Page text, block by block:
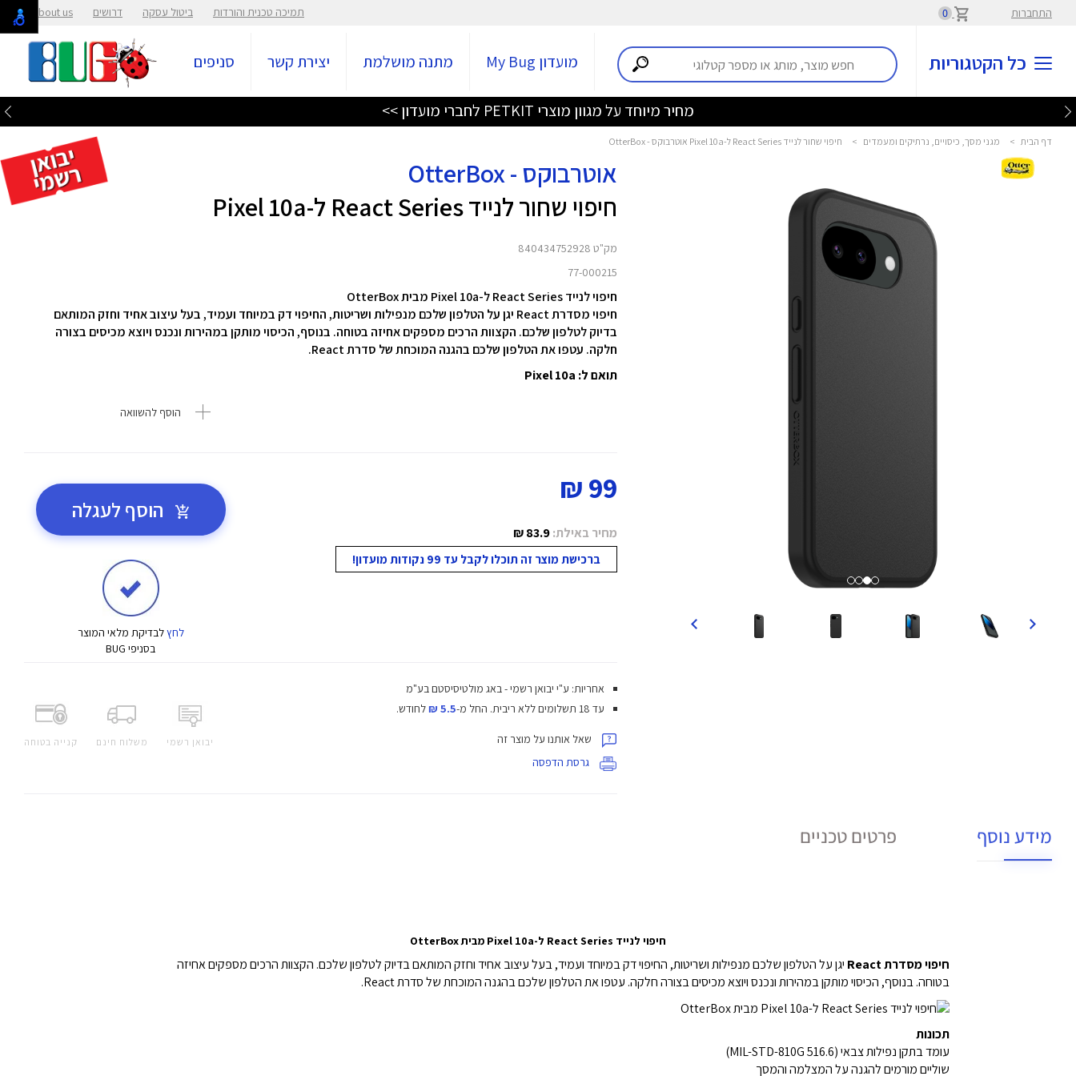
התחברות 0 תמיכה טכנית והורדות ביטול עסקה דרושים About us
כל הקטגוריות מועדון My Bug מתנה מושלמת יצירת קשר סניפים
מחיר מיוחד על מגוון מוצרי PETKIT לחברי מועדון >>
דף הבית > מגני מסך, כיסויים, נרתיקים ומעמדים > חיפוי שחור לנייד React Series ל-Pixel 10a אוטרבוקס - OtterBox
אוטרבוקס - OtterBox
חיפוי שחור לנייד React Series ל-Pixel 10a
מק"ט 840434752928
77-000215
חיפוי לנייד React Series ל-Pixel 10a מבית OtterBox
חיפוי מסדרת React יגן על הטלפון שלכם מנפילות ושריטות, החיפוי דק במיוחד ועמיד, בעל עיצוב אחיד וחזק המותאם
בדיוק לטלפון שלכם. הקצוות הרכים מספקים אחיזה בטוחה. בנוסף, הכיסוי מותקן במהירות ונכנס ויוצא מכיסים בצורה
חלקה. עטפו את הטלפון שלכם בהגנה המוכחת של סדרת React.
תואם ל: Pixel 10a
הוסף להשוואה
99 ₪
מחיר באילת:83.9 ₪
ברכישת מוצר זה תוכלו לקבל עד 99 נקודות מועדון!
הוסף לעגלה
לחץלבדיקת מלאי המוצר
בסניפי BUG
יבואן רשמי משלוח חינם קנייה בטוחה
אחריות: ע"י יבואן רשמי - באג מולטיסיסטם בע"מ
עד 18 תשלומים ללא ריבית.
החל מ-5.5 ₪ לחודש.
שאל אותנו על מוצר זה
גרסת הדפסה
מידע נוסף פרטים טכניים
חיפוי לנייד React Series ל-Pixel 10a מבית OtterBox
חיפוי מסדרת React
יגן על הטלפון שלכם מנפילות ושריטות, החיפוי דק במיוחד ועמיד, בעל עיצוב אחיד וחזק המותאם בדיוק לטלפון שלכם. הקצוות הרכים מספקים אחיזה
בטוחה. בנוסף, הכיסוי מותקן במהירות ונכנס ויוצא מכיסים בצורה חלקה. עטפו את הטלפון שלכם בהגנה המוכחת של סדרת React.
תכונות
עומד בתקן נפילות צבאי (MIL-STD-810G 516.6)
שוליים מורמים להגנה על המצלמה והמסך